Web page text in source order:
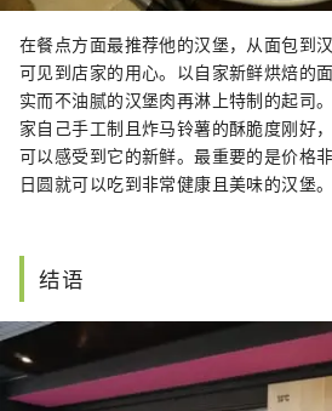
在餐点方面最推荐他的汉堡，从面包到
可见到店家的用心。以自家新鲜烘焙的
实而不油腻的汉堡肉再淋上特制的起司
家自己手工制且炸马铃薯的酥脆度刚好
可以感受到它的新鲜。最重要的是价格
日圆就可以吃到非常健康且美味的汉堡。
结语